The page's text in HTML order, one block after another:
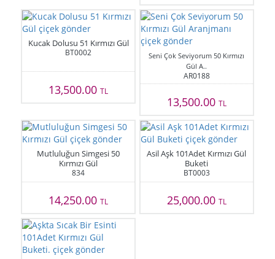
Kucak Dolusu 51 Kırmızı Gül
BT0002
13,500.00TL
Seni Çok Seviyorum 50 Kırmızı
Gül A..
AR0188
13,500.00 TL
Mutluluğun Simgesi 50
Kırmızı Gül
834
14,250.00TL
Asil Aşk 101Adet Kırmızı Gül
Buketi
BT0003
25,000.00 TL